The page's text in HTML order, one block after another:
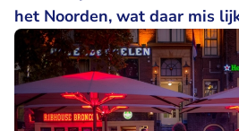
het Noorden, wat daar mis